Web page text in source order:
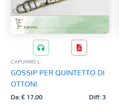
CAPUANO L.
GOSSIP PER QUINTETTO DI
OTTONI
Da:€17,00 Diff: 3